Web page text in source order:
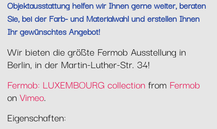
Objektausstattung helfen wir Ihnen gerne weiter, beraten
Sie, bei der Farb- und Materialwahl und erstellen Ihnen
Ihr gewünschtes Angebot!
Wir bieten die größte Fermob Ausstellung in
Berlin, in der Martin-Luther-Str. 34!
Fermob: LUXEMBOURG collection from Fermob
on Vimeo.
Eigenschaften: